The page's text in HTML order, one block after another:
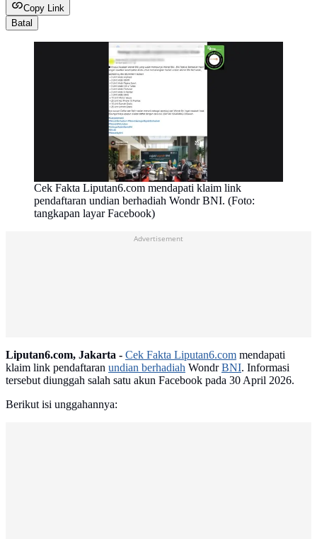
Copy Link
Batal
Cek Fakta Liputan6.com mendapati klaim link
pendaftaran undian berhadiah Wondr BNI. (Foto:
tangkapan layar Facebook)
Advertisement
Liputan6.com, Jakarta - Cek Fakta Liputan6.com mendapati
klaim link pendaftaran undian berhadiah WondrBNI. Informasi
tersebut diunggah salah satu akun Facebook pada 30 April 2026.
Berikut isi unggahannya: